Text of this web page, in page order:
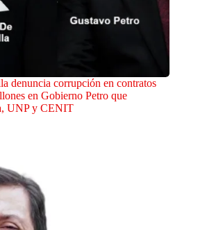
denuncia corrupción en contratos
en Gobierno Petro que
UNP y CENIT